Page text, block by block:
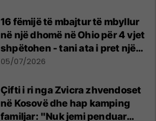
16 fëmijë të mbajtur të mbyllur
në një dhomë në Ohio për 4 vjet
shpëtohen - tani ata i pret një
sfidë e madhe
05/07/2026
Çifti i ri nga Zvicra zhvendoset
në Kosovë dhe hap kamping
familjar: "Nuk jemi penduar